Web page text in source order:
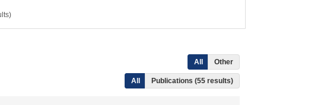
All Other
All Publications (55 results)